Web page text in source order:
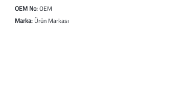
OEM No:OEM
Marka: Ürün Markası